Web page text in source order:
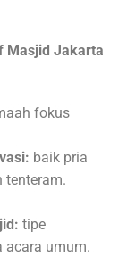
Masjid Jakarta
fokus
baik pria
tenteram.
tipe
acara umum.